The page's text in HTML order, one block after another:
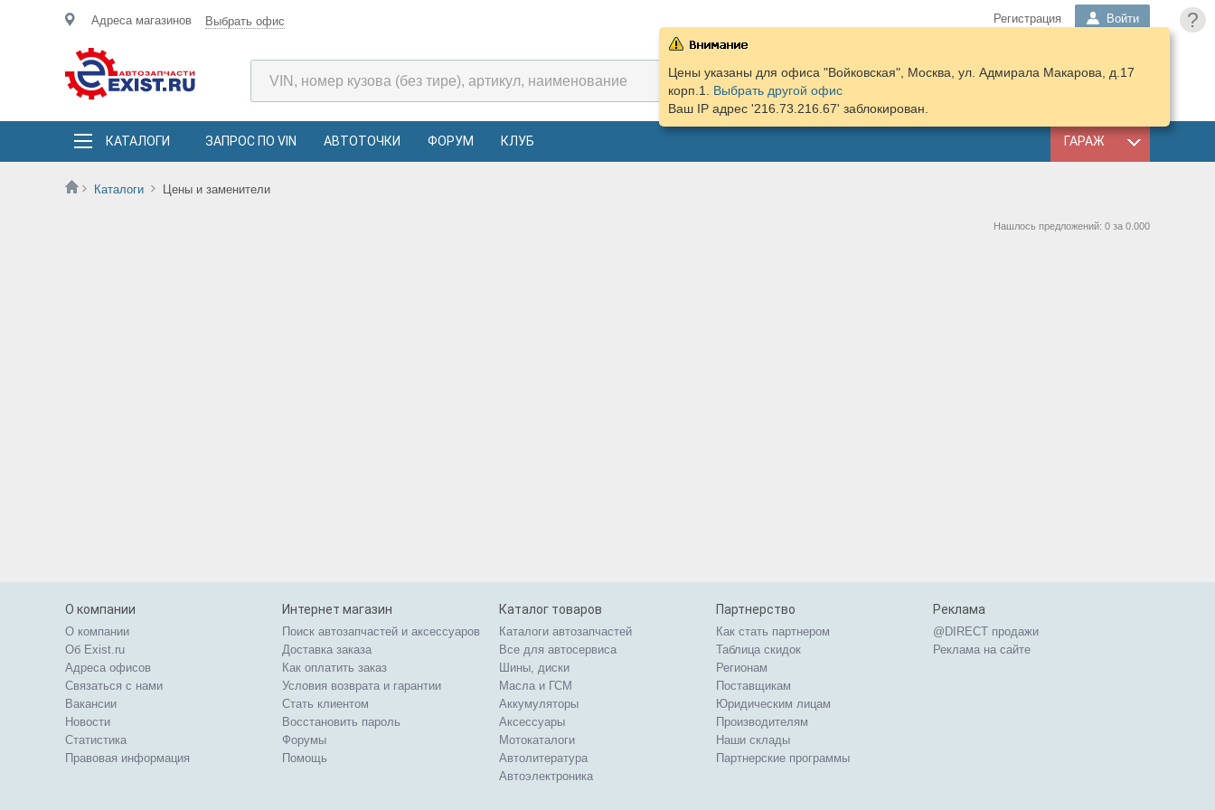
?
Адреса магазинов Выбрать офис Регистрация Войти
КОРЗИНА
ПОДОБРАТЬ
КАТАЛОГИ ЗАПРОС ПО VIN АВТОТОЧКИ ФОРУМ КЛУБ ГАРАЖ
Каталоги Цены и заменители
Цены указаны для офиса "Войковская", Москва, ул. Адмирала Макарова, д.17
корп.1. Выбрать другой офис
Ваш IP адрес '216.73.216.67' заблокирован.
Нашлось предложений: 0 за 0.000
О компании
О компании
Об Exist.ru
Адреса офисов
Связаться с нами
Вакансии
Новости
Статистика
Правовая информация
Интернет магазин
Поиск автозапчастей и аксессуаров
Доставка заказа
Как оплатить заказ
Условия возврата и гарантии
Стать клиентом
Восстановить пароль
Форумы
Помощь
Каталог товаров
Каталоги автозапчастей
Все для автосервиса
Шины, диски
Масла и ГСМ
Аккумуляторы
Аксессуары
Мотокаталоги
Автолитература
Автоэлектроника
Партнерство
Как стать партнером
Таблица скидок
Регионам
Поставщикам
Юридическим лицам
Производителям
Наши склады
Партнерские программы
Реклама
@DIRECT продажи
Реклама на сайте